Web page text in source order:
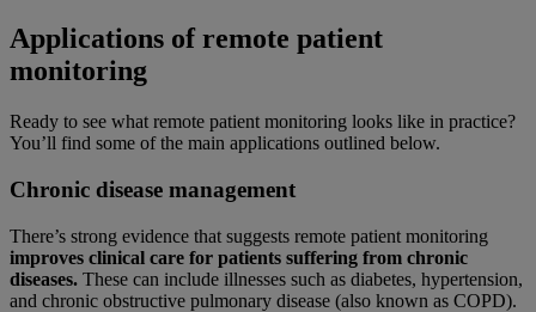
Applications of remote patient
monitoring
Ready to see what remote patient monitoring looks like in practice?
You’ll find some of the main applications outlined below.
Chronic disease management
There’s strong evidence that suggests remote patient monitoring
improves clinical care for patients suffering from chronic
diseases. These can include illnesses such as diabetes, hypertension,
and chronic obstructive pulmonary disease (also known as COPD).